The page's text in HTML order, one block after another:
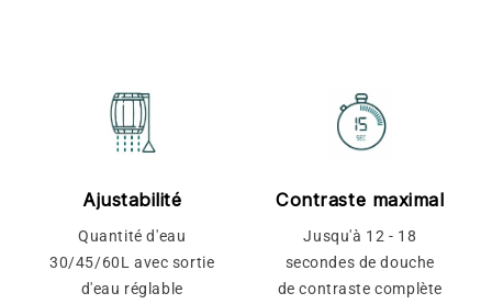
Ajustabilité
Quantité d'eau
30/45/60L avec sortie
d'eau réglable
Contraste maximal
Jusqu'à 12 - 18
secondes de douche
de contraste complète